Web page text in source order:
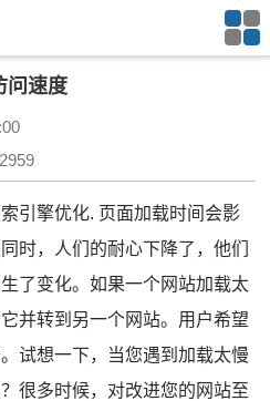
问速度
引擎优化. 页面加载时间会影
时，人们的耐心下降了，他们
了变化。如果一个网站加载太
并转到另一个网站。 用户希望
试想一下，当您遇到加载太慢
很多时候，对改进您的网站至